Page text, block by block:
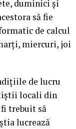
duminici și
să fie
de calcul
miercuri, joi
de lucru
locali din
trebuit să
lucrează